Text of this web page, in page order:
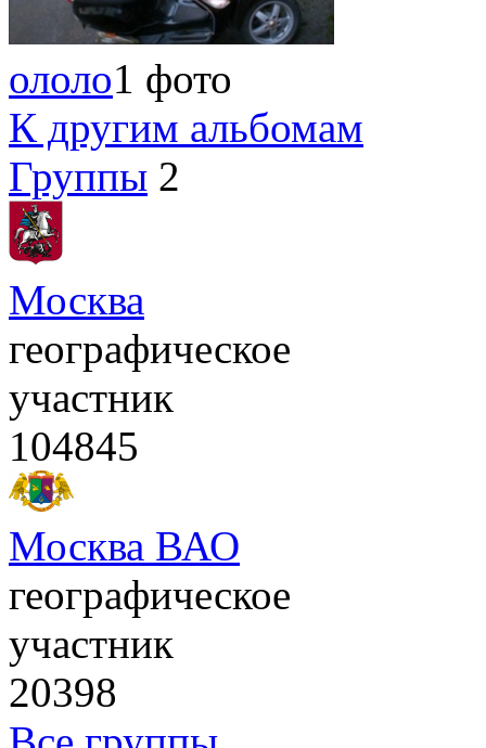
ололо1 фото
К другим альбомам
Группы 2
Москва
географическое
участник
104845
Москва ВАО
географическое
участник
20398